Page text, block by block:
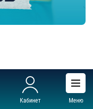
Кабинет Меню